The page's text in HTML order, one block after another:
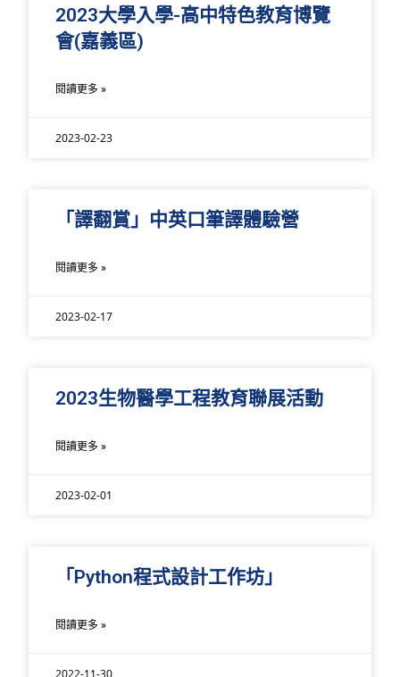
2023大學入學-高中特色教育博覽
會(嘉義區)
閱讀更多 »
2023-02-23
「譯翻賞」中英口筆譯體驗營
閱讀更多 »
2023-02-17
2023生物醫學工程教育聯展活動
閱讀更多 »
2023-02-01
「Python程式設計工作坊」
閱讀更多 »